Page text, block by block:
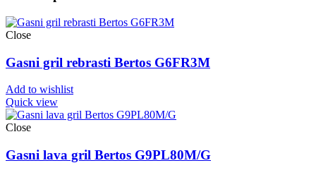
Close
Gasni gril rebrasti Bertos G6FR3M
Add to wishlist
Quick view
Close
Gasni lava gril Bertos G9PL80M/G